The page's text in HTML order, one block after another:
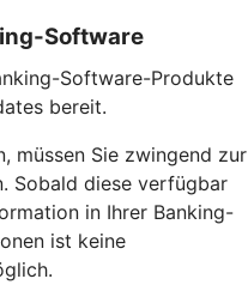
Software
Software-Produkte
bereit.
müssen Sie zwingend zur
Sobald diese verfügbar
in Ihrer Banking-
ist keine